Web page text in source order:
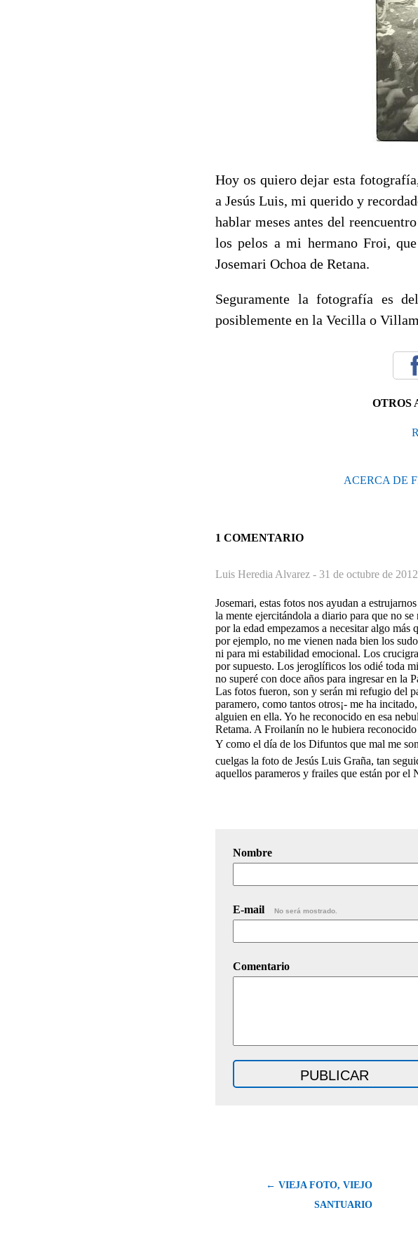
Hoy os quiero dejar esta
a Jesús Luis, mi querido y
hablar meses antes del
los pelos a mi hermano Froi,
Josemari Ochoa de Retana.
Seguramente la fotografía es
posiblemente en la Vecilla o
OTROS
ACERCA DE
1 COMENTARIO
Luis Heredia Alvarez - 31 de octubre de
Josemari, estas fotos nos ayudan a
la mente ejercitándola a diario para que no
por la edad empezamos a necesitar algo
por ejemplo, no me vienen nada bien los
ni para mi estabilidad emocional. Los
por supuesto. Los jeroglíficos los odié toda
no superé con doce años para ingresar en la
Las fotos fueron, son y serán mi refugio del
paramero, como tantos otros¡- me ha
alguien en ella. Yo he reconocido en esa
Retama. A Froilanín no le hubiera
Y como el día de los Difuntos que mal me
cuelgas la foto de Jesús Luis Graña, tan
aquellos parameros y frailes que están por el
Nombre
E-mail No será mostrado.
Comentario
← VIEJA FOTO, VIEJO
SANTUARIO